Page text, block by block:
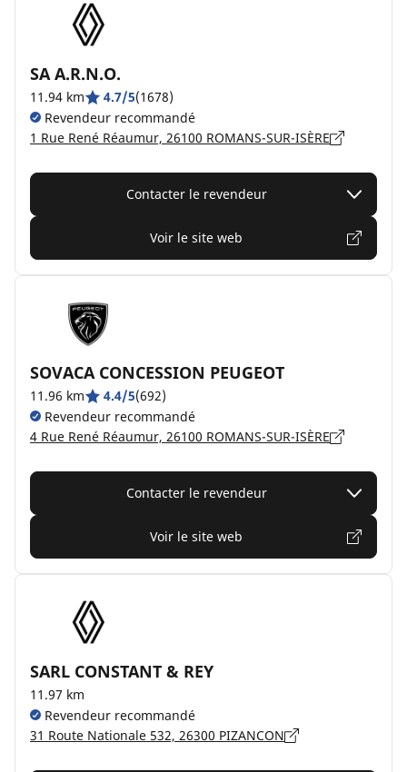
SA A.R.N.O.
11.94 km 4.7/5(1678)
Revendeur recommandé
1 Rue René Réaumur, 26100 ROMANS-SUR-ISÈRE
Contacter le revendeur
Voir le site web
SOVACA CONCESSION PEUGEOT
11.96 km 4.4/5(692)
Revendeur recommandé
4 Rue René Réaumur, 26100 ROMANS-SUR-ISÈRE
Contacter le revendeur
Voir le site web
SARL CONSTANT & REY
11.97 km
Revendeur recommandé
31 Route Nationale 532, 26300 PIZANCON